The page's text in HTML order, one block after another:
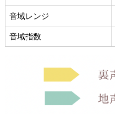
音域レンジ
音域指数